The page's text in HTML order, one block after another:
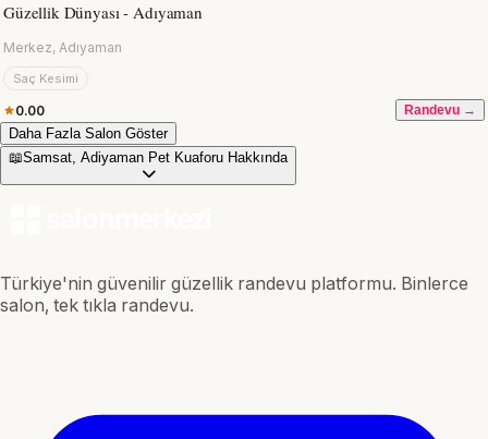
Güzellik Dünyası - Adıyaman
Merkez, Adıyaman
Saç Kesimi
0.00 Randevu →
Daha Fazla Salon Göster
📖Samsat, Adiyaman Pet Kuaforu Hakkında
Türkiye'nin güvenilir güzellik randevu platformu. Binlerce
salon, tek tıkla randevu.